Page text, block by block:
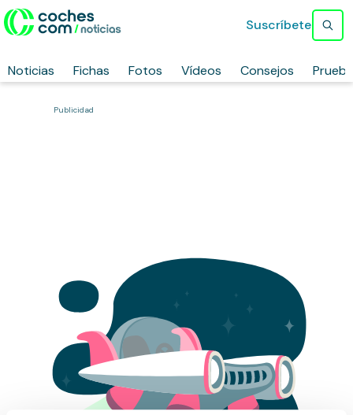
Noticias Fichas Fotos Vídeos Consejos
Suscríbete
Publicidad